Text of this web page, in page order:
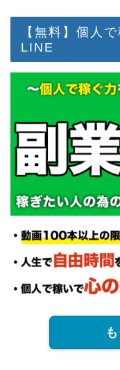
【無料】個人
LINE